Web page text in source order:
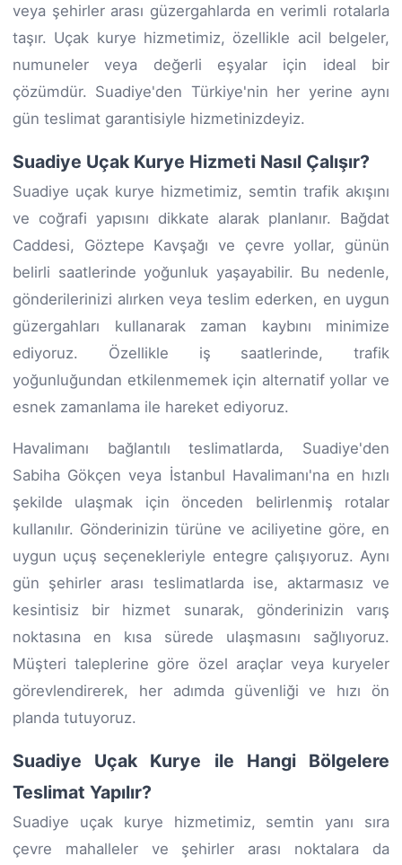
veya şehirler arası güzergahlarda en verimli rotalarla
taşır. Uçak kurye hizmetimiz, özellikle acil belgeler,
numuneler veya değerli eşyalar için ideal bir
çözümdür. Suadiye'den Türkiye'nin her yerine aynı
gün teslimat garantisiyle hizmetinizdeyiz.
Suadiye Uçak Kurye Hizmeti Nasıl Çalışır?
Suadiye uçak kurye hizmetimiz, semtin trafik akışını
ve coğrafi yapısını dikkate alarak planlanır. Bağdat
Caddesi, Göztepe Kavşağı ve çevre yollar, günün
belirli saatlerinde yoğunluk yaşayabilir. Bu nedenle,
gönderilerinizi alırken veya teslim ederken, en uygun
güzergahları kullanarak zaman kaybını minimize
ediyoruz. Özellikle iş saatlerinde, trafik
yoğunluğundan etkilenmemek için alternatif yollar ve
esnek zamanlama ile hareket ediyoruz.
Havalimanı bağlantılı teslimatlarda, Suadiye'den
Sabiha Gökçen veya İstanbul Havalimanı'na en hızlı
şekilde ulaşmak için önceden belirlenmiş rotalar
kullanılır. Gönderinizin türüne ve aciliyetine göre, en
uygun uçuş seçenekleriyle entegre çalışıyoruz. Aynı
gün şehirler arası teslimatlarda ise, aktarmasız ve
kesintisiz bir hizmet sunarak, gönderinizin varış
noktasına en kısa sürede ulaşmasını sağlıyoruz.
Müşteri taleplerine göre özel araçlar veya kuryeler
görevlendirerek, her adımda güvenliği ve hızı ön
planda tutuyoruz.
Suadiye Uçak Kurye ile Hangi Bölgelere
Teslimat Yapılır?
Suadiye uçak kurye hizmetimiz, semtin yanı sıra
çevre mahalleler ve şehirler arası noktalara da